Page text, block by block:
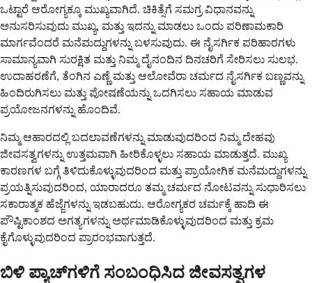
ಒಟ್ಟಾರೆ ಆರೋಗ್ಯಕ್ಕೂ ಮುಖ್ಯವಾಗಿದೆ. ಚಿಕಿತ್ಸೆಗೆ ಸಮಗ್ರ ವಿಧಾನವನ್ನು
ಅನುಸರಿಸುವುದು ಮುಖ್ಯ, ಮತ್ತು ಇದನ್ನು ಮಾಡಲು ಒಂದು ಪರಿಣಾಮಕಾರಿ
ಮಾರ್ಗವೆಂದರೆ ಮನೆಮದ್ದುಗಳನ್ನು ಬಳಸುವುದು. ಈ ನೈಸರ್ಗಿಕ ಪರಿಹಾರಗಳು
ಸಾಮಾನ್ಯವಾಗಿ ಸುರಕ್ಷಿತ ಮತ್ತು ನಿಮ್ಮ ದೈನಂದಿನ ದಿನಚರಿಗೆ ಸೇರಿಸಲು ಸುಲಭ.
ಉದಾಹರಣೆಗೆ, ತೆಂಗಿನ ಎಣ್ಣೆ ಮತ್ತು ಆಲೋವೆರಾ ಚರ್ಮದ ನೈಸರ್ಗಿಕ ಬಣ್ಣವನ್ನು
ಹಿಂದಿರುಗಿಸಲು ಮತ್ತು ಪೋಷಣೆಯನ್ನು ಒದಗಿಸಲು ಸಹಾಯ ಮಾಡುವ
ಪ್ರಯೋಜನಗಳನ್ನು ಹೊಂದಿವೆ.
ನಿಮ್ಮ ಆಹಾರದಲ್ಲಿ ಬದಲಾವಣೆಗಳನ್ನು ಮಾಡುವುದರಿಂದ ನಿಮ್ಮ ದೇಹವು
ಜೀವಸತ್ವಗಳನ್ನು ಉತ್ತಮವಾಗಿ ಹೀರಿಕೊಳ್ಳಲು ಸಹಾಯ ಮಾಡುತ್ತದೆ. ಮುಖ್ಯ
ಕಾರಣಗಳ ಬಗ್ಗೆ ತಿಳಿದುಕೊಳ್ಳುವುದರಿಂದ ಮತ್ತು ಪ್ರಾಯೋಗಿಕ ಮನೆಮದ್ದುಗಳನ್ನು
ಪ್ರಯತ್ನಿಸುವುದರಿಂದ, ಯಾರಾದರೂ ತಮ್ಮ ಚರ್ಮದ ನೋಟವನ್ನು ಸುಧಾರಿಸಲು
ಸಕಾರಾತ್ಮಕ ಹೆಜ್ಜೆಗಳನ್ನು ಇಡಬಹುದು. ಆರೋಗ್ಯಕರ ಚರ್ಮಕ್ಕೆ ಹಾದಿ ಈ
ಪೌಷ್ಟಿಕಾಂಶದ ಅಗತ್ಯಗಳನ್ನು ಅರ್ಥಮಾಡಿಕೊಳ್ಳುವುದರಿಂದ ಮತ್ತು ಕ್ರಮ
ಕೈಗೊಳ್ಳುವುದರಿಂದ ಪ್ರಾರಂಭವಾಗುತ್ತದೆ.
ಬಿಳಿ ಪ್ಯಾಚ್‌ಗಳಿಗೆ ಸಂಬಂಧಿಸಿದ ಜೀವಸತ್ವಗಳ